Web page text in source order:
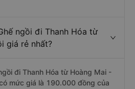
ngồi đi Thanh Hóa từ
giá rẻ nhất?
đi Thanh Hóa từ Hoàng Mai -
mức giá là 190.000 đồng của